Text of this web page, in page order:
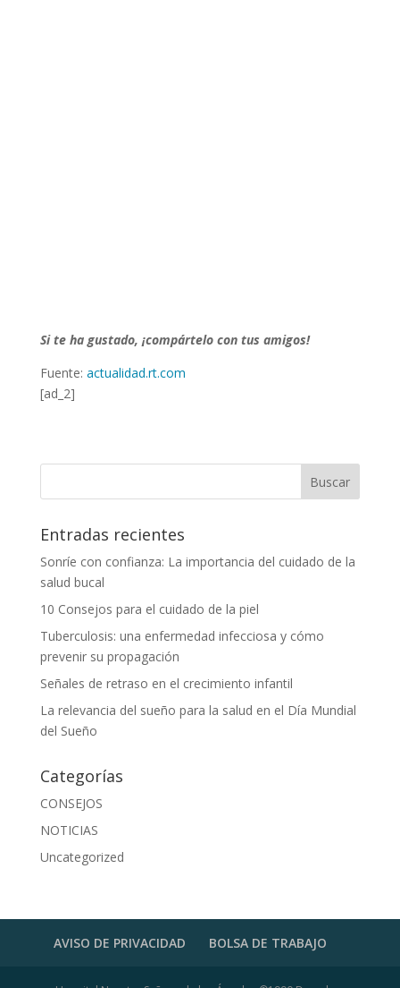
Si te ha gustado, ¡compártelo con tus amigos!
Fuente: actualidad.rt.com
[ad_2]
Entradas recientes
Sonríe con confianza: La importancia del cuidado de la
salud bucal
10 Consejos para el cuidado de la piel
Tuberculosis: una enfermedad infecciosa y cómo
prevenir su propagación
Señales de retraso en el crecimiento infantil
La relevancia del sueño para la salud en el Día Mundial
del Sueño
Categorías
CONSEJOS
NOTICIAS
Uncategorized
AVISO DE PRIVACIDAD BOLSA DE TRABAJO